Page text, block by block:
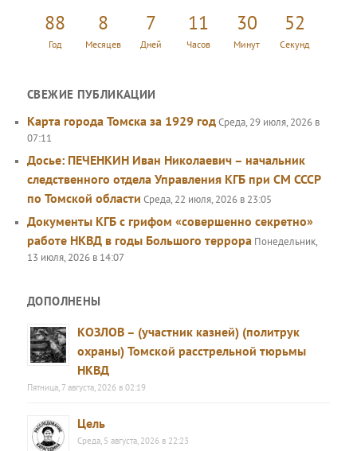
88
Год
8
Месяцев
7
Дней
11
Часов
30
Минут
53
Секунд
СВЕЖИЕ ПУБЛИКАЦИИ
Карта города Томска за 1929 годСреда, 29 июля, 2026 в
07:11
Досье: ПЕЧЕНКИН Иван Николаевич – начальник
следственного отдела Управления КГБ при СМ СССР
по Томской области Среда, 22 июля, 2026 в 23:05
Документы КГБ с грифом «совершенно секретно»
работе НКВД в годы Большого террора Понедельник,
13 июля, 2026 в 14:07
ДОПОЛНЕНЫ
КОЗЛОВ – (участник казней) (политрук
охраны) Томской расстрельной тюрьмы
НКВД
Пятница, 7 августа, 2026 в 02:19
Цель
Среда, 5 августа, 2026 в 22:23